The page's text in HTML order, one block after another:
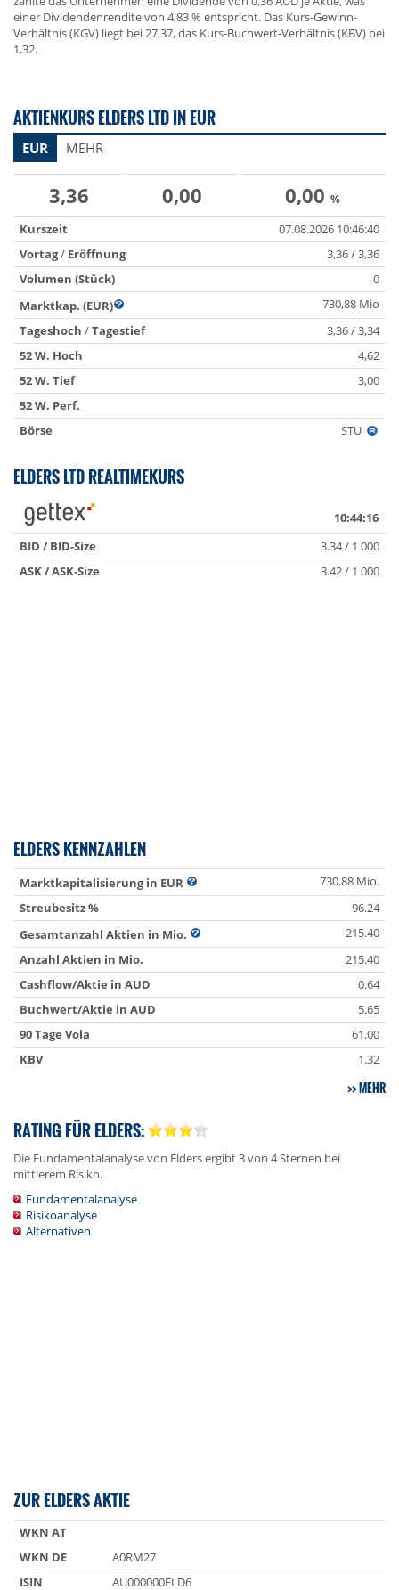
einer Dividendenrendite von 4,83 % entspricht. Das Kurs-Gewinn-
Verhältnis (KGV) liegt bei 27,37, das Kurs-Buchwert-Verhältnis (KBV) bei
1,32.
AKTIENKURS ELDERS LTD IN EUR
EUR MEHR
3,36 0,00 0,00 %
Kurszeit
07.08.2026 10:46:40
Vortag/ Eröffnung
3,36 / 3,36
Volumen (Stück)
0
Marktkap. (EUR)
730,88 Mio
Tageshoch /Tagestief
3,36 / 3,34
52 W. Hoch
4,62
52 W. Tief
3,00
52 W. Perf.
Börse
STU
ELDERS LTD REALTIMEKURS
10:44:16
BID / BID-Size
3.34 / 1 000
ASK / ASK-Size
3.42 / 1 000
ELDERS KENNZAHLEN
Marktkapitalisierung in EUR
730.88 Mio.
Streubesitz %
96.24
Gesamtanzahl Aktien in Mio.
215.40
Anzahl Aktien in Mio.
215.40
Cashflow/Aktie in AUD
0.64
Buchwert/Aktie in AUD
5.65
90 Tage Vola
61.00
KBV
1.32
MEHR
RATING FÜR ELDERS:
Die Fundamentalanalyse von Elders ergibt 3 von 4 Sternen bei
mittlerem Risiko.
Fundamentalanalyse
Risikoanalyse
Alternativen
ZUR ELDERS AKTIE
WKN AT
WKN DE
A0RM27
ISIN
AU000000ELD6